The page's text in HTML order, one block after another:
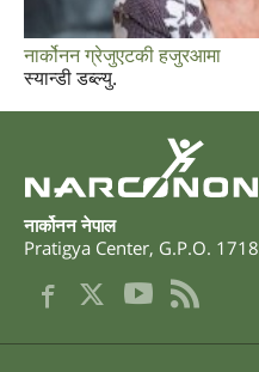
नार्कोनन ग्रेजुएटकी हजुरआमा
स्यान्डी डब्ल्यु.
नार्कोनन नेपाल
Pratigya Center, G.P.O. 1718